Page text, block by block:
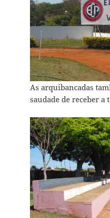
As arquibancadas
saudade de receber a